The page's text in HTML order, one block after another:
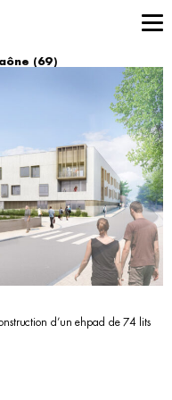
(69)
d’un ehpad de 74 lits